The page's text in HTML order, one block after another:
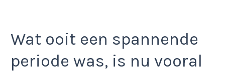
Wat ooit een spannende
periode was, is nu vooral